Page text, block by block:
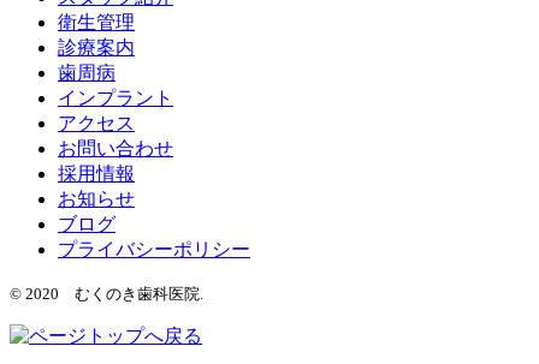
衛生管理
診療案内
歯周病
インプラント
アクセス
お問い合わせ
採用情報
お知らせ
ブログ
プライバシーポリシー
© 2020 むくのき歯科医院.